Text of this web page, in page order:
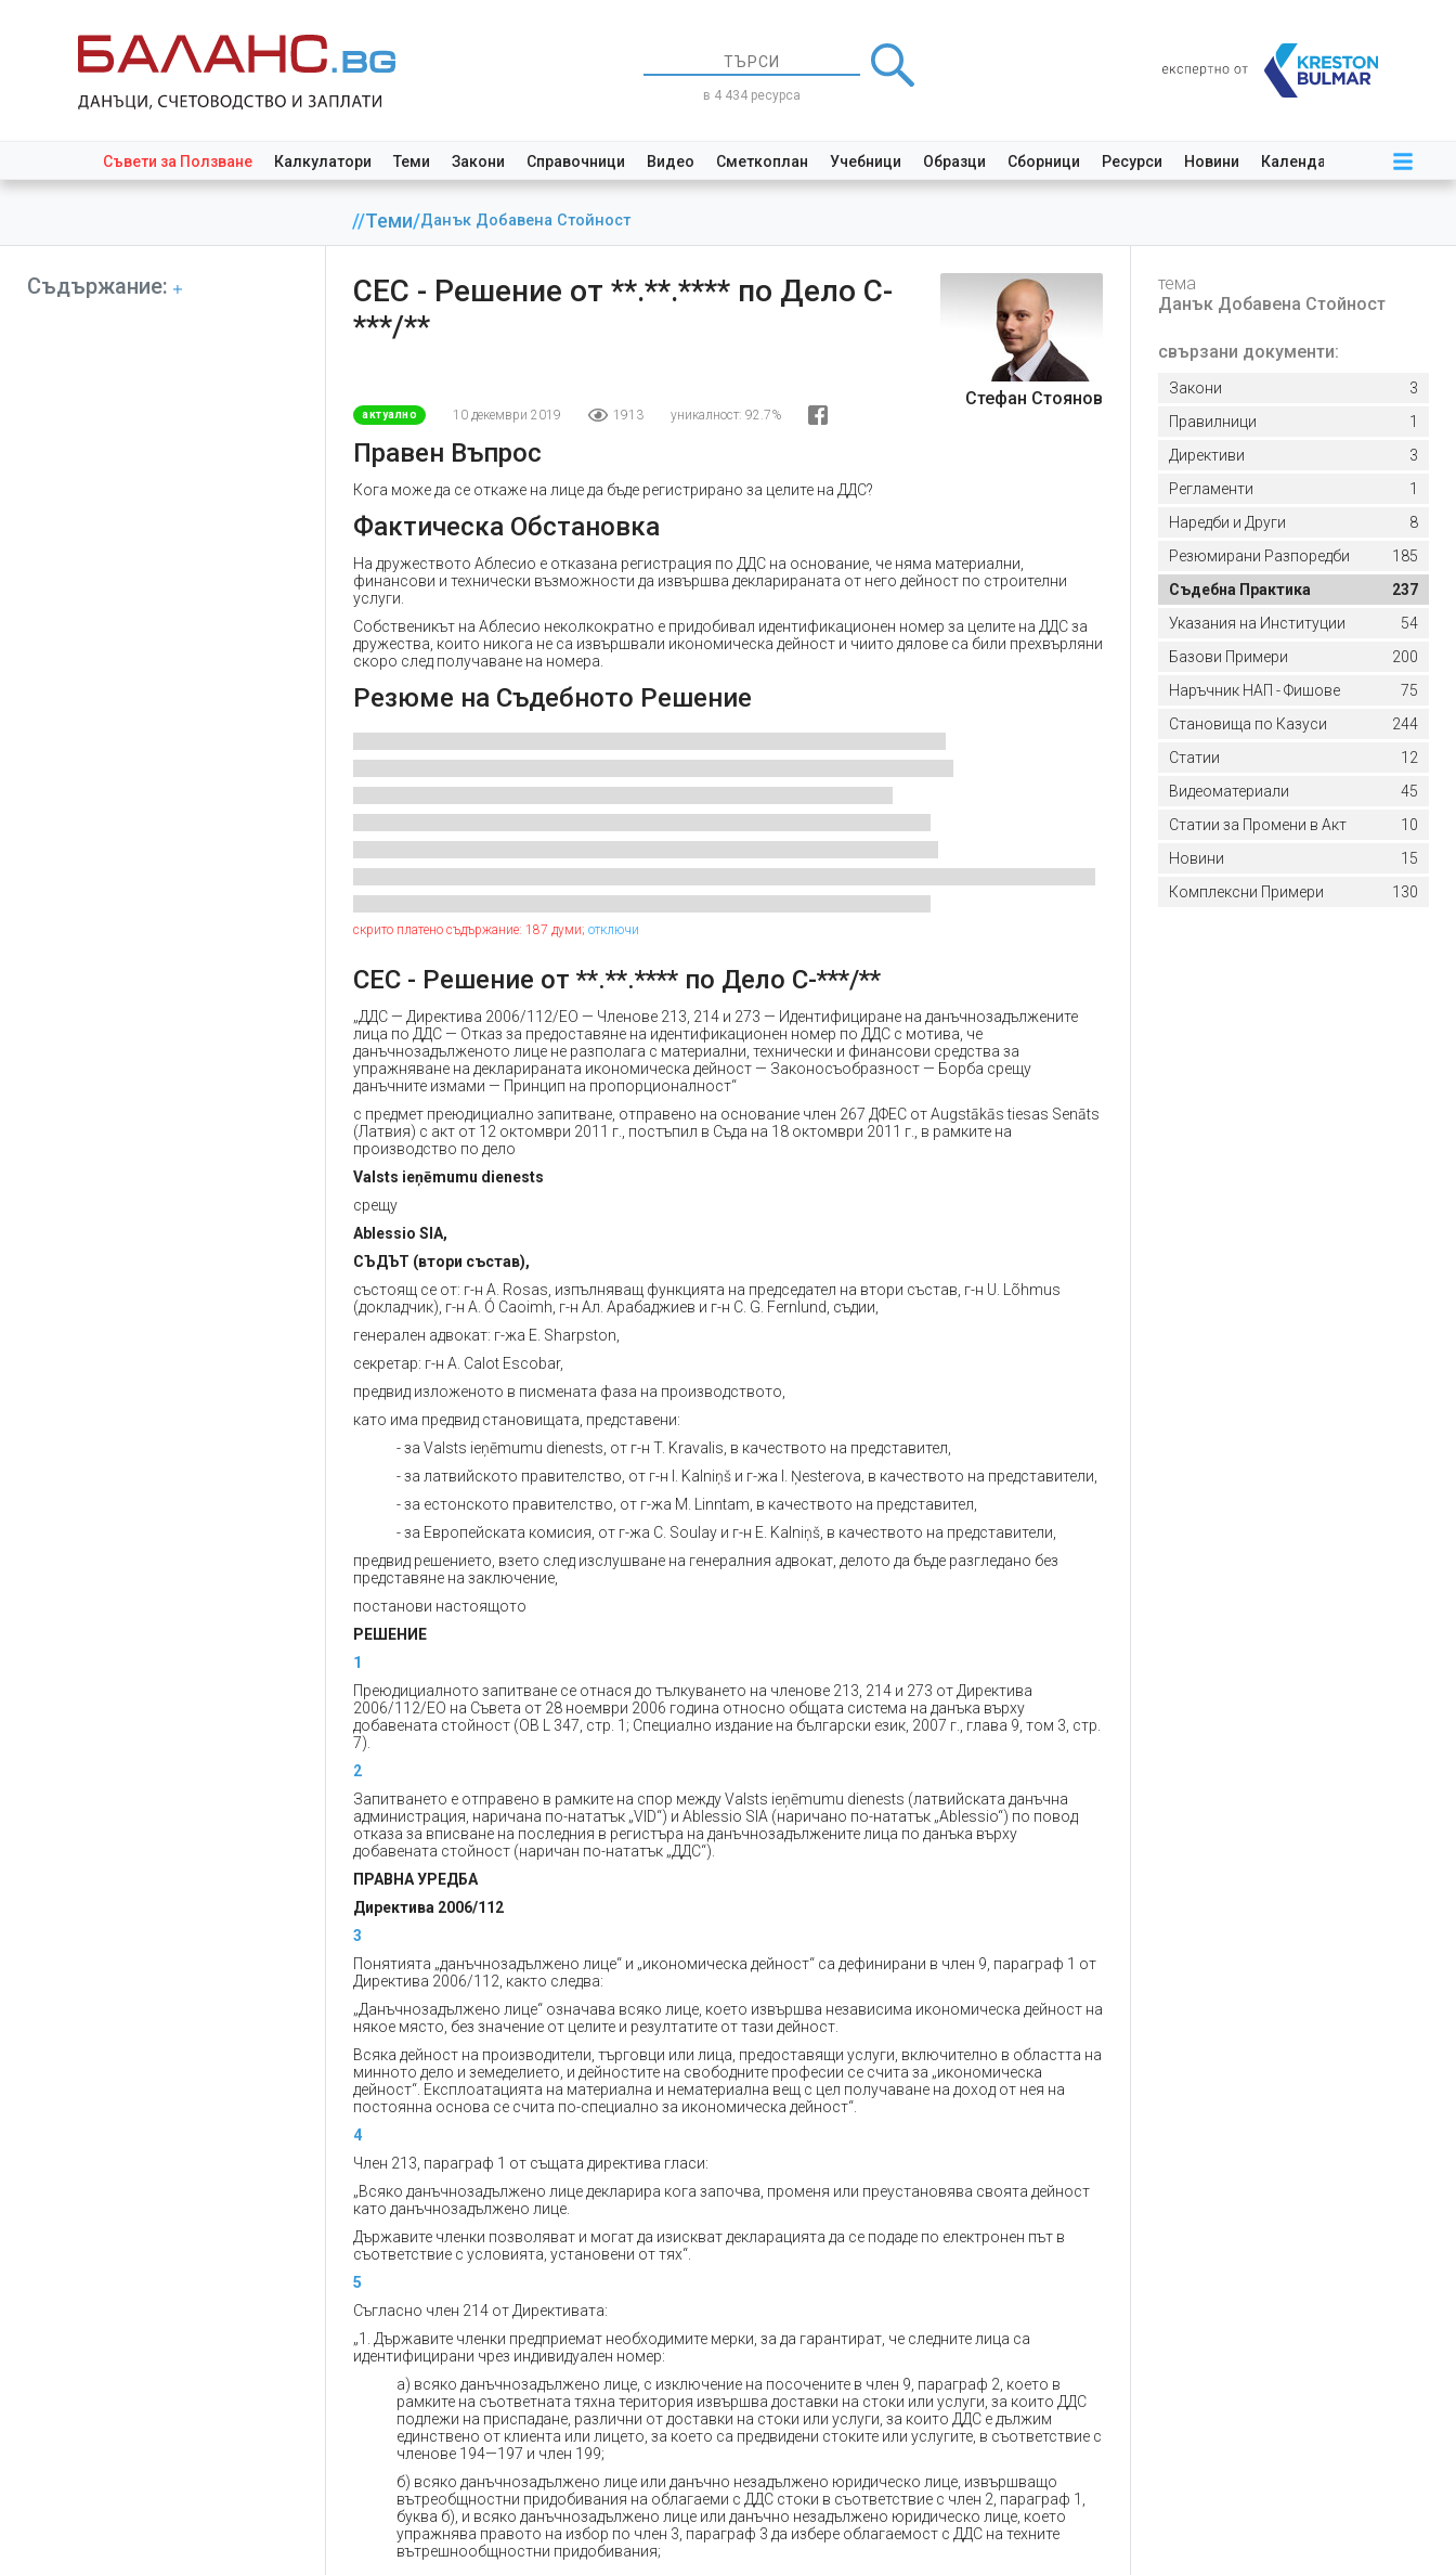
в 4 434 ресурса
Съвети за Ползване Калкулатори Теми Закони Справочници Видео Сметкоплан Учебници Образци Сборници Ресурси Новини Календар
//Теми/Данък Добавена Стойност
Съдържание:
СЕС - Решение от **.**.**** по Дело С-
***/**
Стефан Стоянов
актуално 10 декември 2019 1913 уникалност: 92.7%
Правен Въпрос
Кога може да се откаже на лице да бъде регистрирано за целите на ДДС?
Фактическа Обстановка
На дружеството Аблесио е отказана регистрация по ДДС на основание, че няма материални,
финансови и технически възможности да извършва декларираната от него дейност по строителни
услуги.
Собственикът на Аблесио неколкократно е придобивал идентификационен номер за целите на ДДС за
дружества, които никога не са извършвали икономическа дейност и чиито дялове са били прехвърляни
скоро след получаване на номера.
Резюме на Съдебното Решение
скрито платено съдържание: 187 думи; отключи
СЕС - Решение от **.**.**** по Дело С-***/**
„ДДС — Директива 2006/112/ЕО — Членове 213, 214 и 273 — Идентифициране на данъчнозадължените
лица по ДДС — Отказ за предоставяне на идентификационен номер по ДДС с мотива, че
данъчнозадълженото лице не разполага с материални, технически и финансови средства за
упражняване на декларираната икономическа дейност — Законосъобразност — Борба срещу
данъчните измами — Принцип на пропорционалност“
с предмет преюдициално запитване, отправено на основание член 267 ДФЕС от Augstākās tiesas Senāts
(Латвия) с акт от 12 октомври 2011 г., постъпил в Съда на 18 октомври 2011 г., в рамките на
производство по дело
Valsts ieņēmumu dienests
срещу
Ablessio SIA,
СЪДЪТ (втори състав),
състоящ се от: г-н A. Rosas, изпълняващ функцията на председател на втори състав, г-н U. Lõhmus
(докладчик), г-н A. Ó Caoimh, г-н Aл. Арабаджиев и г-н C. G. Fernlund, съдии,
генерален адвокат: г-жа E. Sharpston,
секретар: г-н A. Calot Escobar,
предвид изложеното в писмената фаза на производството,
като има предвид становищата, представени:
- за Valsts ieņēmumu dienests, от г-н T. Kravalis, в качеството на представител,
- за латвийското правителство, от г-н I. Kalniņš и г-жа I. Ņesterova, в качеството на представители,
- за естонското правителство, от г-жа M. Linntam, в качеството на представител,
- за Европейската комисия, от г-жа C. Soulay и г-н E. Kalniņš, в качеството на представители,
предвид решението, взето след изслушване на генералния адвокат, делото да бъде разгледано без
представяне на заключение,
постанови настоящото
РЕШЕНИЕ
1
Преюдициалното запитване се отнася до тълкуването на членове 213, 214 и 273 от Директива
2006/112/ЕО на Съвета от 28 ноември 2006 година относно общата система на данъка върху
добавената стойност (ОВ L 347, стр. 1; Специално издание на български език, 2007 г., глава 9, том 3, стр.
7).
2
Запитването е отправено в рамките на спор между Valsts ieņēmumu dienests (латвийската данъчна
администрация, наричана по-нататък „VID“) и Ablessio SIA (наричано по-нататък „Ablessio“) по повод
отказа за вписване на последния в регистъра на данъчнозадължените лица по данъка върху
добавената стойност (наричан по-нататък „ДДС“).
ПРАВНА УРЕДБА
Директива 2006/112
3
Понятията „данъчнозадължено лице“ и „икономическа дейност“ са дефинирани в член 9, параграф 1 от
Директива 2006/112, както следва:
„Данъчнозадължено лице“ означава всяко лице, което извършва независима икономическа дейност на
някое място, без значение от целите и резултатите от тази дейност.
Всяка дейност на производители, търговци или лица, предоставящи услуги, включително в областта на
минното дело и земеделието, и дейностите на свободните професии се счита за „икономическа
дейност“. Експлоатацията на материална и нематериална вещ с цел получаване на доход от нея на
постоянна основа се счита по-специално за икономическа дейност“.
4
Член 213, параграф 1 от същата директива гласи:
„Всяко данъчнозадължено лице декларира кога започва, променя или преустановява своята дейност
като данъчнозадължено лице.
Държавите членки позволяват и могат да изискват декларацията да се подаде по електронен път в
съответствие с условията, установени от тях“.
5
Съгласно член 214 от Директивата:
„1. Държавите членки предприемат необходимите мерки, за да гарантират, че следните лица са
идентифицирани чрез индивидуален номер:
а) всяко данъчнозадължено лице, с изключение на посочените в член 9, параграф 2, което в
рамките на съответната тяхна територия извършва доставки на стоки или услуги, за които ДДС
подлежи на приспадане, различни от доставки на стоки или услуги, за които ДДС е дължим
единствено от клиента или лицето, за което са предвидени стоките или услугите, в съответствие с
членове 194—197 и член 199;
б) всяко данъчнозадължено лице или данъчно незадължено юридическо лице, извършващо
вътреобщностни придобивания на облагаеми с ДДС стоки в съответствие с член 2, параграф 1,
буква б), и всяко данъчнозадължено лице или данъчно незадължено юридическо лице, което
упражнява правото на избор по член 3, параграф 3 да избере облагаемост с ДДС на техните
вътрешнообщностни придобивания;
тема
Данък Добавена Стойност
свързани документи:
Закони
3
Правилници
1
Директиви
3
Регламенти
1
Наредби и Други
8
Резюмирани Разпоредби
185
Съдебна Практика
237
Указания на Институции
54
Базови Примери
200
Наръчник НАП - Фишове
75
Становища по Казуси
244
Статии
12
Видеоматериали
45
Статии за Промени в Акт
10
Новини
15
Комплексни Примери
130